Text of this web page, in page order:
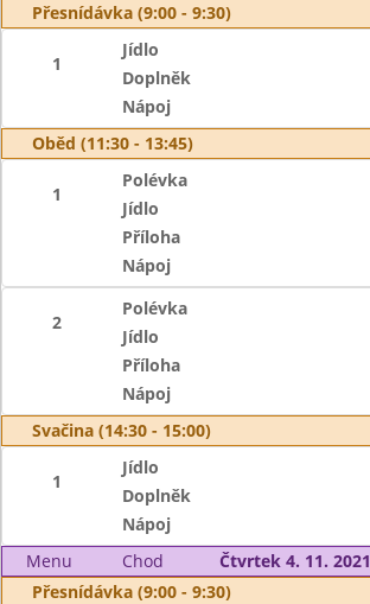
Přesnídávka (9:00 - 9:30)
1
Jídlo
Doplněk
Nápoj
Oběd (11:30 - 13:45)
1
Polévka
Jídlo
Příloha
Nápoj
2
Polévka
Jídlo
Příloha
Nápoj
Svačina (14:30 - 15:00)
1
Jídlo
Doplněk
Nápoj
Menu
Chod
Čtvrtek 4. 11. 2021
Přesnídávka (9:00 - 9:30)